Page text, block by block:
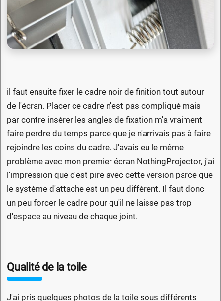
il faut ensuite fixer le cadre noir de finition tout autour
de l'écran. Placer ce cadre n'est pas compliqué mais
par contre insérer les angles de fixation m'a vraiment
faire perdre du temps parce que je n'arrivais pas à faire
rejoindre les coins du cadre. J'avais eu le même
problème avec mon premier écran NothingProjector, j'ai
l'impression que c'est pire avec cette version parce que
le système d'attache est un peu différent. Il faut donc
un peu forcer le cadre pour qu'il ne laisse pas trop
d'espace au niveau de chaque joint.
Qualité de la toile
J'ai pris quelques photos de la toile sous différents